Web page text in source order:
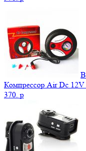
Компрессор Air Dc
370. p